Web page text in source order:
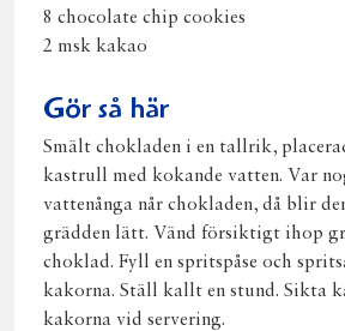
8 chocolate chip cookies
2 msk kakao
Gör så här
Smält chokladen i en tallrik,
kastrull med kokande vatten. Var
vattenånga når chokladen, då blir
grädden lätt. Vänd försiktigt ihop
choklad. Fyll en spritspåse och
kakorna. Ställ kallt en stund. Sikta
kakorna vid servering.